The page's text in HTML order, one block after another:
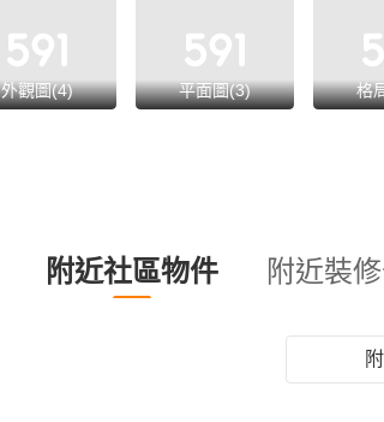
外觀圖(4) 平面圖(3) 格
附近社區物件 附近裝